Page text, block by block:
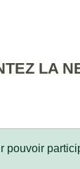
LA
pouvoir